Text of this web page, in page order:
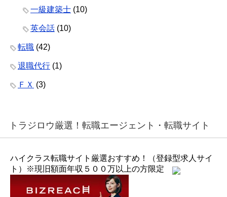
一級建築士 (10)
英会話 (10)
転職 (42)
退職代行 (1)
ＦＸ (3)
トラジロウ厳選！転職エージェント・転職サイト
ハイクラス転職サイト厳選おすすめ！（登録型求人サイ
ト）※現旧額面年収５００万以上の方限定